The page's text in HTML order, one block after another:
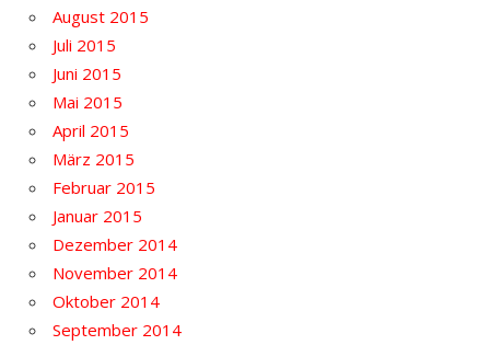
August 2015
Juli 2015
Juni 2015
Mai 2015
April 2015
März 2015
Februar 2015
Januar 2015
Dezember 2014
November 2014
Oktober 2014
September 2014